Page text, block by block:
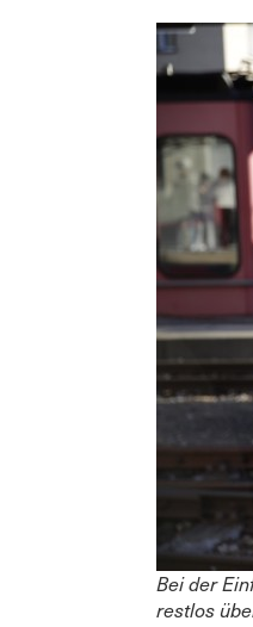
Bei der
restlos